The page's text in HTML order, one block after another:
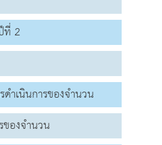
ที่ 2
ำเนินการของจำนวน
ของจำนวน